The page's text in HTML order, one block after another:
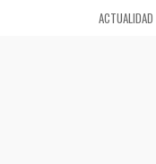
ACTUALIDAD